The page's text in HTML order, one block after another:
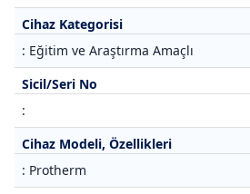
Cihaz Kategorisi
: Eğitim ve Araştırma Amaçlı
Sicil/Seri No
:
Cihaz Modeli, Özellikleri
: Protherm